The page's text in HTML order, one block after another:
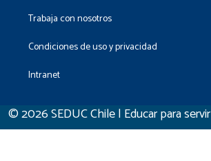
Trabaja con nosotros
Condiciones de uso y privacidad
Intranet
© 2026 SEDUC Chile | Educar para servir